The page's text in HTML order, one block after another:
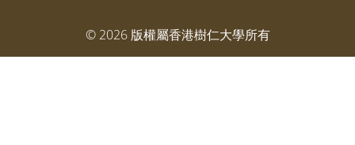
© 2026版權屬香港樹仁大學所有